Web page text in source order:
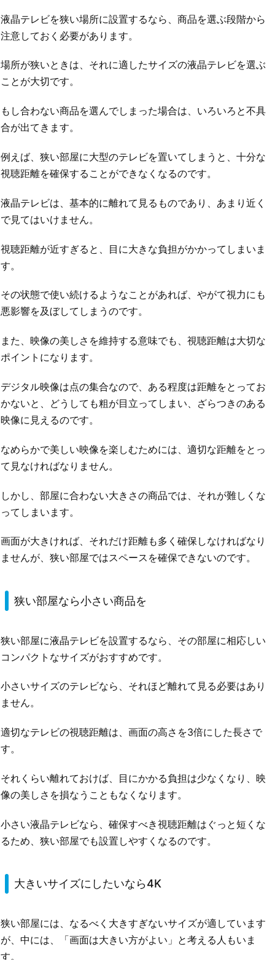
液晶テレビを狭い場所に設置するなら、商品を選ぶ段階から
注意しておく必要があります。
場所が狭いときは、それに適したサイズの液晶テレビを選ぶ
ことが大切です。
もし合わない商品を選んでしまった場合は、いろいろと不具
合が出てきます。
例えば、狭い部屋に大型のテレビを置いてしまうと、十分な
視聴距離を確保することができなくなるのです。
液晶テレビは、基本的に離れて見るものであり、あまり近く
で見てはいけません。
視聴距離が近すぎると、目に大きな負担がかかってしまいま
す。
その状態で使い続けるようなことがあれば、やがて視力にも
悪影響を及ぼしてしまうのです。
また、映像の美しさを維持する意味でも、視聴距離は大切な
ポイントになります。
デジタル映像は点の集合なので、ある程度は距離をとってお
かないと、どうしても粗が目立ってしまい、ざらつきのある
映像に見えるのです。
なめらかで美しい映像を楽しむためには、適切な距離をとっ
て見なければなりません。
しかし、部屋に合わない大きさの商品では、それが難しくな
ってしまいます。
画面が大きければ、それだけ距離も多く確保しなければなり
ませんが、狭い部屋ではスペースを確保できないのです。
狭い部屋なら小さい商品を
狭い部屋に液晶テレビを設置するなら、その部屋に相応しい
コンパクトなサイズがおすすめです。
小さいサイズのテレビなら、それほど離れて見る必要はあり
ません。
適切なテレビの視聴距離は、画面の高さを3倍にした長さで
す。
それくらい離れておけば、目にかかる負担は少なくなり、映
像の美しさを損なうこともなくなります。
小さい液晶テレビなら、確保すべき視聴距離はぐっと短くな
るため、狭い部屋でも設置しやすくなるのです。
大きいサイズにしたいなら4K
狭い部屋には、なるべく大きすぎないサイズが適しています
が、中には、「画面は大きい方がよい」と考える人もいま
す。